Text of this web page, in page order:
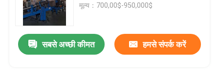
मूल्य：700,00$-950,000$
सबसे अच्छी कीमत हमसे संपर्क करें